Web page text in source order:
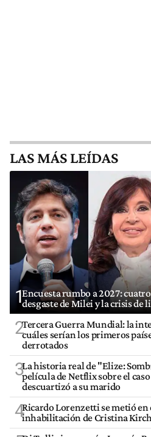
LAS MÁS LEÍDAS
1Encuesta rumbo a 2027:
desgaste de Milei y la crisis de
2Tercera Guerra Mundial: la
cuáles serían los primeros
derrotados
3La historia real de "Elize:
película de Netflix sobre el
descuartizó a su marido
4Ricardo Lorenzetti se metió en
inhabilitación de Cristina